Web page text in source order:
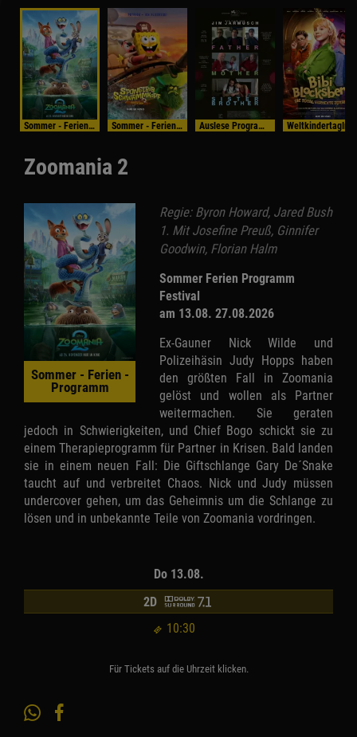
Sommer - Ferien - Programm Sommer - Ferien - Programm Auslese Programm
Zoomania 2
Sommer - Ferien -
Programm
Regie: Byron Howard, Jared Bush
1. Mit Josefine Preuß, Ginnifer
Goodwin, Florian Halm
Sommer Ferien Programm
Festival
am 13.08. 27.08.2026
Ex-Gauner Nick Wilde und
Polizeihäsin Judy Hopps haben
den größten Fall in Zoomania
gelöst und wollen als Partner
weitermachen. Sie geraten
jedoch in Schwierigkeiten, und Chief Bogo schickt sie zu
einem Therapieprogramm für Partner in Krisen. Bald landen
sie in einem neuen Fall: Die Giftschlange Gary De´Snake
taucht auf und verbreitet Chaos. Nick und Judy müssen
undercover gehen, um das Geheimnis um die Schlange zu
lösen und in unbekannte Teile von Zoomania vordringen.
Do 13.08.
10:30
2D
Für Tickets auf die Uhrzeit klicken.